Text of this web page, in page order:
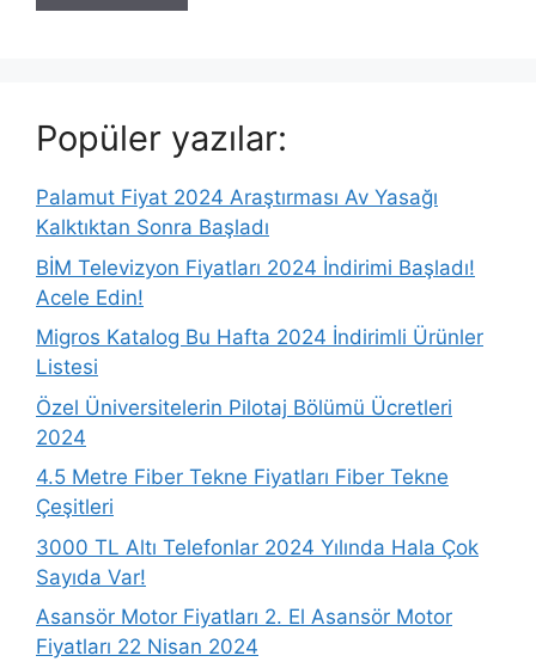
Popüler yazılar:
Palamut Fiyat 2024 Araştırması Av Yasağı
Kalktıktan Sonra Başladı
BİM Televizyon Fiyatları 2024 İndirimi Başladı!
Acele Edin!
Migros Katalog Bu Hafta 2024 İndirimli Ürünler
Listesi
Özel Üniversitelerin Pilotaj Bölümü Ücretleri
2024
4.5 Metre Fiber Tekne Fiyatları Fiber Tekne
Çeşitleri
3000 TL Altı Telefonlar 2024 Yılında Hala Çok
Sayıda Var!
Asansör Motor Fiyatları 2. El Asansör Motor
Fiyatları 22 Nisan 2024